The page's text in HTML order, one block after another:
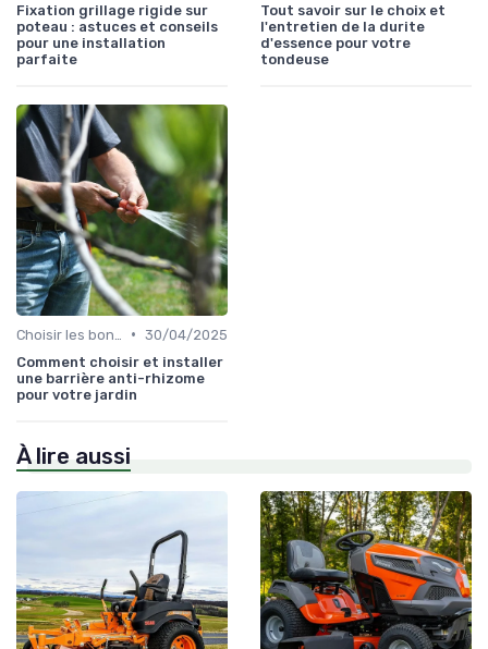
Fixation grillage rigide sur
poteau : astuces et conseils
pour une installation
parfaite
Tout savoir sur le choix et
l'entretien de la durite
d'essence pour votre
tondeuse
• 30/04/2025
Comment choisir et installer
une barrière anti-rhizome
pour votre jardin
À lire aussi